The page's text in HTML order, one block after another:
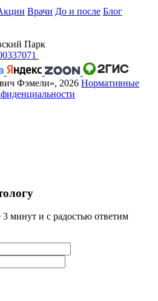
Врачи До и после Блог
Парк
Фэмели», 2026 Нормативные
минут и с радостью ответим